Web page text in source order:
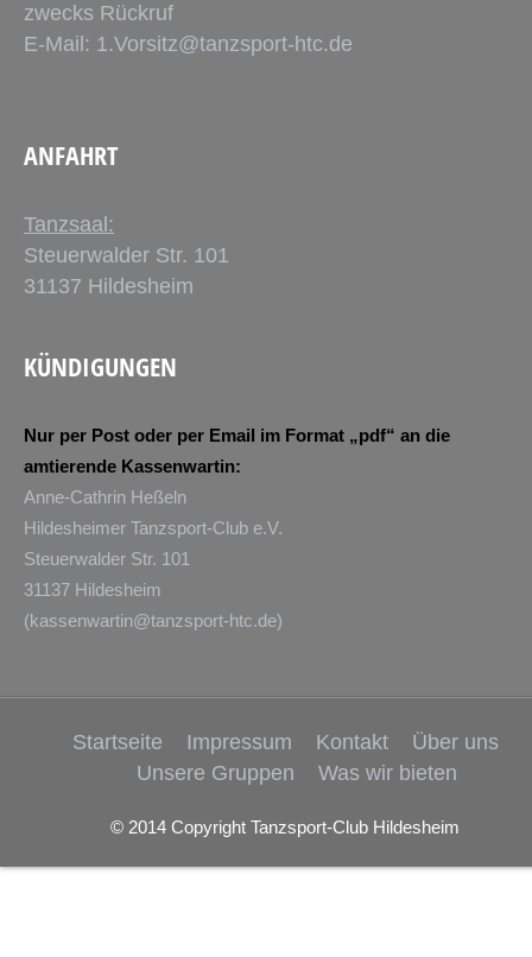
zwecks Rückruf
E-Mail: 1.Vorsitz@tanzsport-htc.de
ANFAHRT
Tanzsaal:
Steuerwalder Str. 101
31137 Hildesheim
KÜNDIGUNGEN
Nur per Post oder per Email im Format „pdf“ an die
amtierende Kassenwartin:
Anne-Cathrin Heßeln
Hildesheimer Tanzsport-Club e.V.
Steuerwalder Str. 101
31137 Hildesheim
(kassenwartin@tanzsport-htc.de)
Startseite Impressum Kontakt
Über uns
Unsere Gruppen
Was wir bieten
© 2014 Copyright Tanzsport-Club Hildesheim